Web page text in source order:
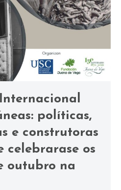
políticas,
e construtoras
celebrarase os
outubro na